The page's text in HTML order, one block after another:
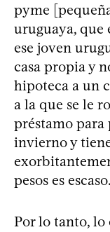
pyme
uruguaya, que
ese joven
casa propia y
hipoteca a un
a la que se le
préstamo
invierno y
pesos es escaso.
Por lo tanto, lo